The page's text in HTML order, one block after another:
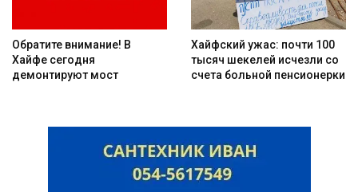
Обратите внимание! В
Хайфе сегодня
демонтируют мост
Хайфский ужас: почти 100
тысяч шекелей исчезли со
счета больной пенсионерки